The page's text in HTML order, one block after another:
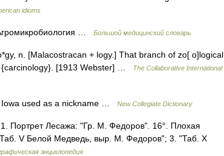
idioms
… Большой медицинский словарь
n. [Malacostracan + logy.] That branch of zo[ o]logical
{carcinology}. [1913 Webster] …
The Collaborative International
used as a nickname … New Collegiate Dictionary
Портрет Лесажа: "Гр. М. Федоров". 16°. Плохая
V Белой Медведь, выр. М. Федоров"; 3. "Таб. Х
энциклопедия